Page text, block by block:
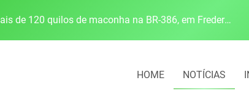
Polícia Rodoviária Federal apreende mais de 120 quilos de maconha na BR-386, em Frederico Westphalen
HOME NOTÍCIAS